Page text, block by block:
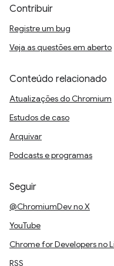
Contribuir
Registre um bug
Veja as questões em aberto
Conteúdo relacionado
Atualizações do Chromium
Estudos de caso
Arquivar
Podcasts e programas
Seguir
@ChromiumDev no X
YouTube
Chrome for Developers no
RSS